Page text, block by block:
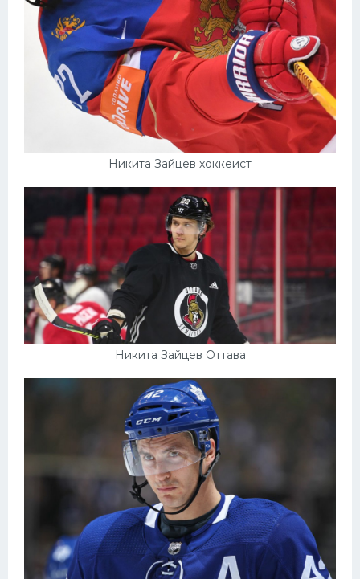
Никита Зайцев хоккеист
Никита Зайцев Оттава